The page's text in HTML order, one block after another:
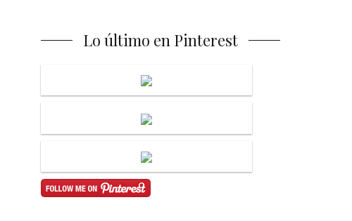
Lo último en Pinterest